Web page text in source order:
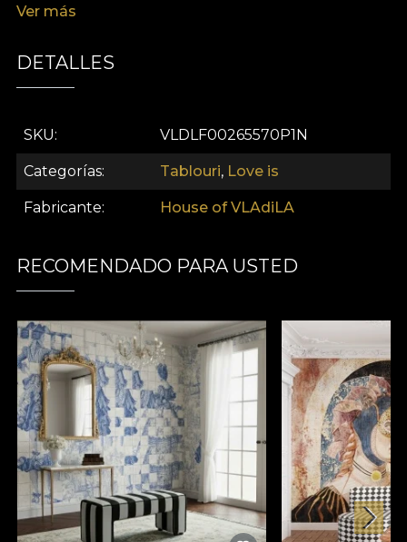
reflecteze asupra texturilor iubirii și auto-exprimării.
Ver más
DETALLES
SKU VLDLF00265570P1N
Categorías Tablouri, Love is
Fabricante House of VLAdiLA
RECOMENDADO PARA USTED